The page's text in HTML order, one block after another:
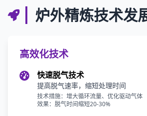
炉外精炼技术发
高效化技术
快速脱气技术
提高脱气速率，缩短处理时间
技术措施：增大循环流量、优化驱动气体
效果：脱气时间缩短20-30%